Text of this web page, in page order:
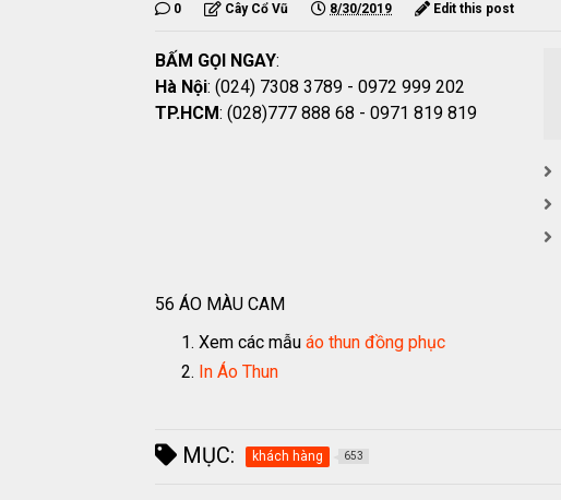
0 Cây Cổ Vũ 8/30/2019 Edit this post
BẤM GỌI NGAY:
Hà Nội: (024) 7308 3789 - 0972 999 202
TP.HCM: (028)777 888 68 - 0971 819 819
56 ÁO MÀU CAM
Xem các mẫu áo thun đồng phục
In Áo Thun
MỤC: khách hàng 653